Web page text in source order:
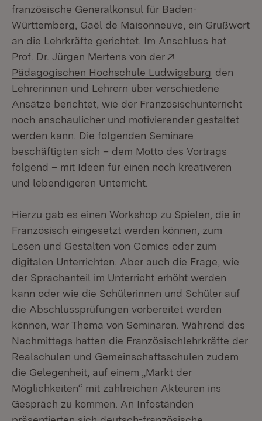
französische Generalkonsul für Baden-
Württemberg, Gaël de Maisonneuve, ein Grußwort
an die Lehrkräfte gerichtet. Im Anschluss hat
Prof. Dr. Jürgen Mertens von der
Pädagogischen Hochschule Ludwigsburg (Öffnet in
den
Lehrerinnen und Lehrern über verschiedene
Ansätze berichtet, wie der Französischunterricht
noch anschaulicher und motivierender gestaltet
werden kann. Die folgenden Seminare
beschäftigten sich – dem Motto des Vortrags
folgend – mit Ideen für einen noch kreativeren
und lebendigeren Unterricht.
Hierzu gab es einen Workshop zu Spielen, die in
Französisch eingesetzt werden können, zum
Lesen und Gestalten von Comics oder zum
digitalen Unterrichten. Aber auch die Frage, wie
der Sprachanteil im Unterricht erhöht werden
kann oder wie die Schülerinnen und Schüler auf
die Abschlussprüfungen vorbereitet werden
können, war Thema von Seminaren. Während des
Nachmittags hatten die Französischlehrkräfte der
Realschulen und Gemeinschaftsschulen zudem
die Gelegenheit, auf einem „Markt der
Möglichkeiten“ mit zahlreichen Akteuren ins
Gespräch zu kommen. An Infoständen